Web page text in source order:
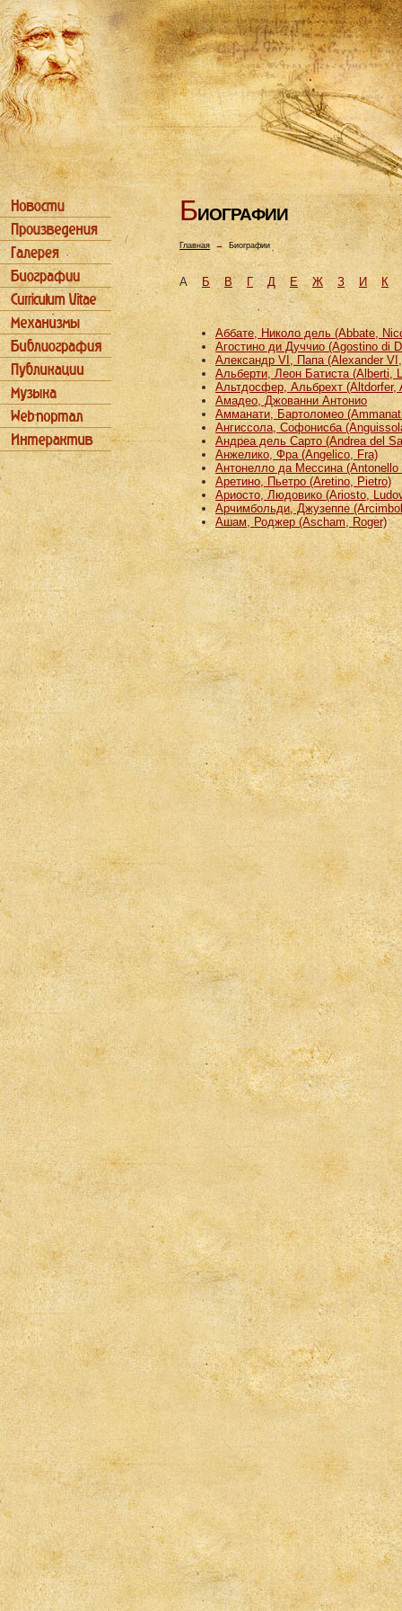
БИОГРАФИИ
Главная→ Биографии
АБ В Г Д Е Ж З И К
Аббате, Николо дель (Abbate,
Агостино ди Дуччио (Agostino di
Александр VI, Папа (Alexander
Альберти, Леон Батиста (Alberti,
Альтдосфер, Альбрехт (Altdorfer,
Амадео, Джованни Антонио
Амманати, Бартоломео
Ангиссола, Софонисба
Андреа дель Сарто (Andrea del
Анжелико, Фра (Angelico, Fra)
Антонелло да Мессина (Antonello
Аретино, Пьетро (Aretino, Pietro)
Ариосто, Людовико (Ariosto,
Арчимбольди, Джузеппе
Ашам, Роджер (Ascham, Roger)